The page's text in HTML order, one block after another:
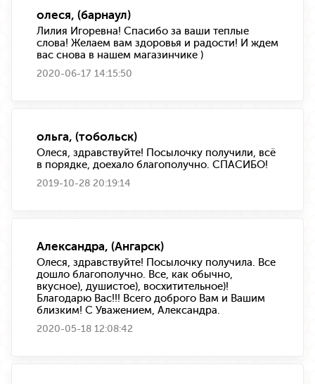
олеся, (барнаул)
Лилия Игоревна! Спасибо за ваши теплые
слова! Желаем вам здоровья и радости! И ждем
вас снова в нашем магазинчике )
2020-06-17 14:15:50
ольга, (тобольск)
Олеся, здравствуйте! Посылочку получили, всё
в порядке, доехало благополучно. СПАСИБО!
2019-10-28 20:19:14
Александра, (Ангарск)
Олеся, здравствуйте! Посылочку получила. Все
дошло благополучно. Все, как обычно,
вкусное), душистое), восхитительное)!
Благодарю Вас!!! Всего доброго Вам и Вашим
близким! С Уважением, Александра.
2020-05-18 12:08:42